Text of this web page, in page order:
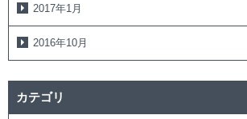
2017年1月
2016年10月
カテゴリ